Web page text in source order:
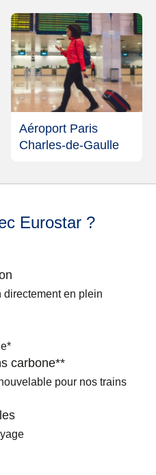
Aéroport Paris
Charles-de-Gaulle
Eurostar ?
directement en plein
carbone**
pour nos trains